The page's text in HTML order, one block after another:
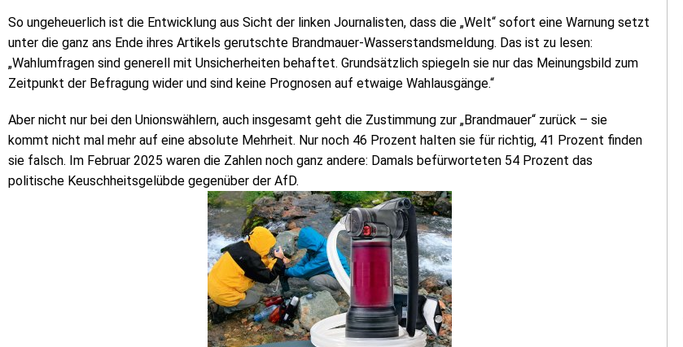
So ungeheuerlich ist die Entwicklung aus Sicht der linken Journalisten, dass die „Welt“ sofort eine Warnung setzt
unter die ganz ans Ende ihres Artikels gerutschte Brandmauer-Wasserstandsmeldung. Das ist zu lesen:
„Wahlumfragen sind generell mit Unsicherheiten behaftet. Grundsätzlich spiegeln sie nur das Meinungsbild zum
Zeitpunkt der Befragung wider und sind keine Prognosen auf etwaige Wahlausgänge.“
Aber nicht nur bei den Unionswählern, auch insgesamt geht die Zustimmung zur „Brandmauer“ zurück – sie
kommt nicht mal mehr auf eine absolute Mehrheit. Nur noch 46 Prozent halten sie für richtig, 41 Prozent finden
sie falsch. Im Februar 2025 waren die Zahlen noch ganz andere: Damals befürworteten 54 Prozent das
politische Keuschheitsgelübde gegenüber der AfD.